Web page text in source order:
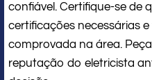
confiável. Certifique-se de
certificações necessárias
comprovada na área.
reputação do eletricista